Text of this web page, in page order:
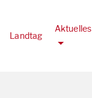
Landtag
Aktuelles